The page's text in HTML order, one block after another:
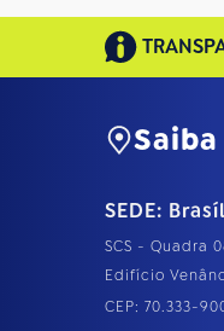
Saiba
SEDE:
SCS - Quadra
Edifício
CEP: 70.333-